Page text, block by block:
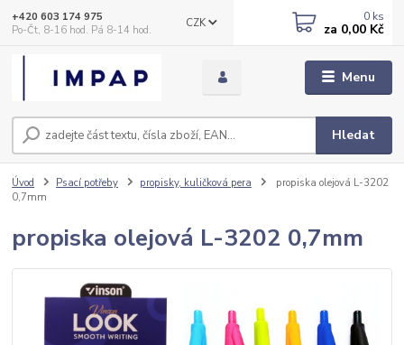
Menu
CZK
Hledat
+420 603 174 975
Po-Čt, 8-16 hod. Pá 8-14 hod.
0 ks
za 0,00 Kč
Úvod Psací potřeby propisky, kuličková pera
propiska olejová L-3202
0,7mm
propiska olejová L-3202 0,7mm